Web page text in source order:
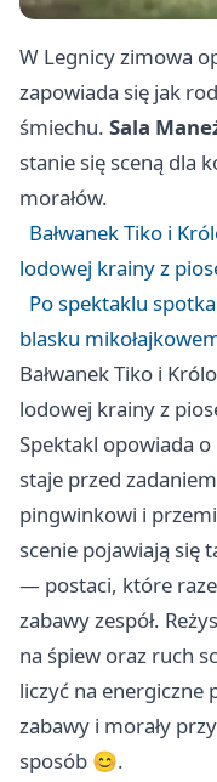
W Legnicy zimowa
zapowiada się jak
śmiechu. Sala
stanie się sceną dla
morałów.
Bałwanek Tiko i
lodowej krainy z
Po spektaklu
blasku
Bałwanek Tiko i
lodowej krainy z
Spektakl opowiada
staje przed
pingwinkowi i
scenie pojawiają się
— postaci, które
zabawy zespół.
na śpiew oraz ruch
liczyć na energiczne
zabawy i morały
sposób 😊.